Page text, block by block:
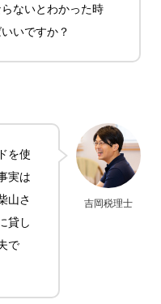
ないとわかった時
いですか？
吉岡税理士
を使
実は
山さ
貸し
で